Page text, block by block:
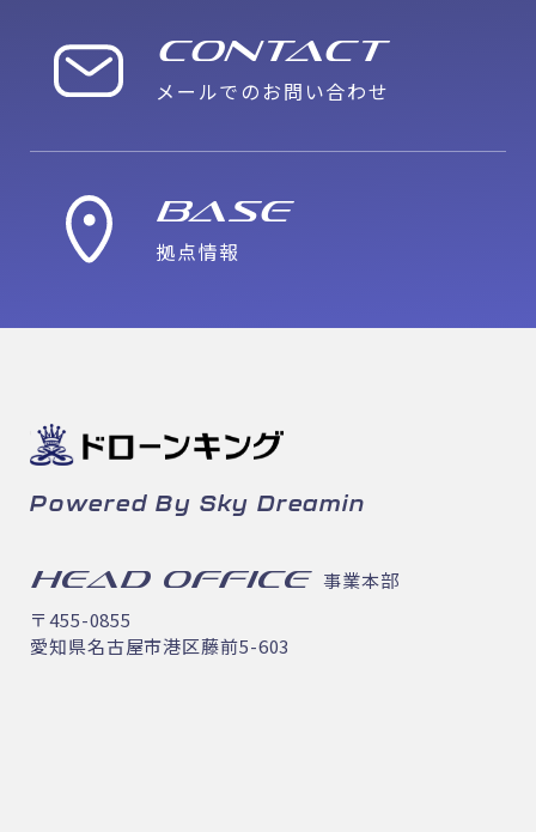
CONTACT
メールでのお問い合わせ
Base
拠点情報
Powered By Sky Dreamin
HEAD OFFICE 事業本部
〒455-0855
愛知県名古屋市港区藤前5-603